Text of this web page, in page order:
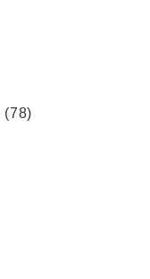
(78)